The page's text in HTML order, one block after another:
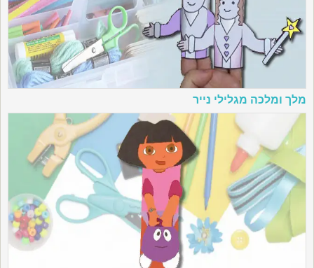
מלך ומלכה מגלילי נייר